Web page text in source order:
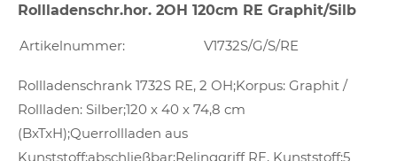
Rollladenschr.hor. 2OH 120cm RE Graphit/Silb
Artikelnummer: V1732S/G/S/RE
Rollladenschrank 1732S RE, 2 OH;Korpus: Graphit /
Rollladen: Silber;120 x 40 x 74,8 cm
(BxTxH);Querrollladen aus
Kunststoff;abschließbar;Relinggriff RE, Kunststoff;5